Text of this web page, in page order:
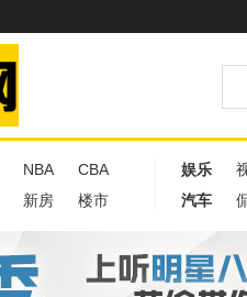
NBA
CBA
新房 楼市
娱乐
汽车